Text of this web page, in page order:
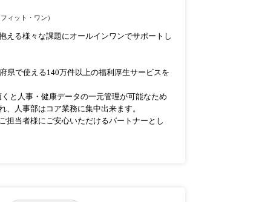
ィット・ワン）
える様々な課題にオールインワンでサポートし
県で使える140万件以上の福利厚生サービスを
と人事・健康データの一元管理が可能なため
、人事部はコア業務に集中出来ます。
担当者様にご安心いただけるパートナーとし